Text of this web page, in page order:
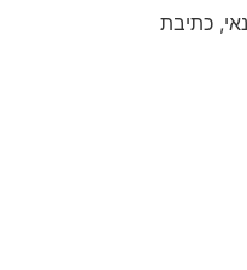
כתיבת